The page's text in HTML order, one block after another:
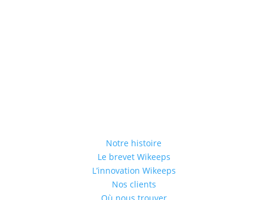
Notre histoire
Le brevet Wikeeps
L’innovation Wikeeps
Nos clients
Où nous trouver